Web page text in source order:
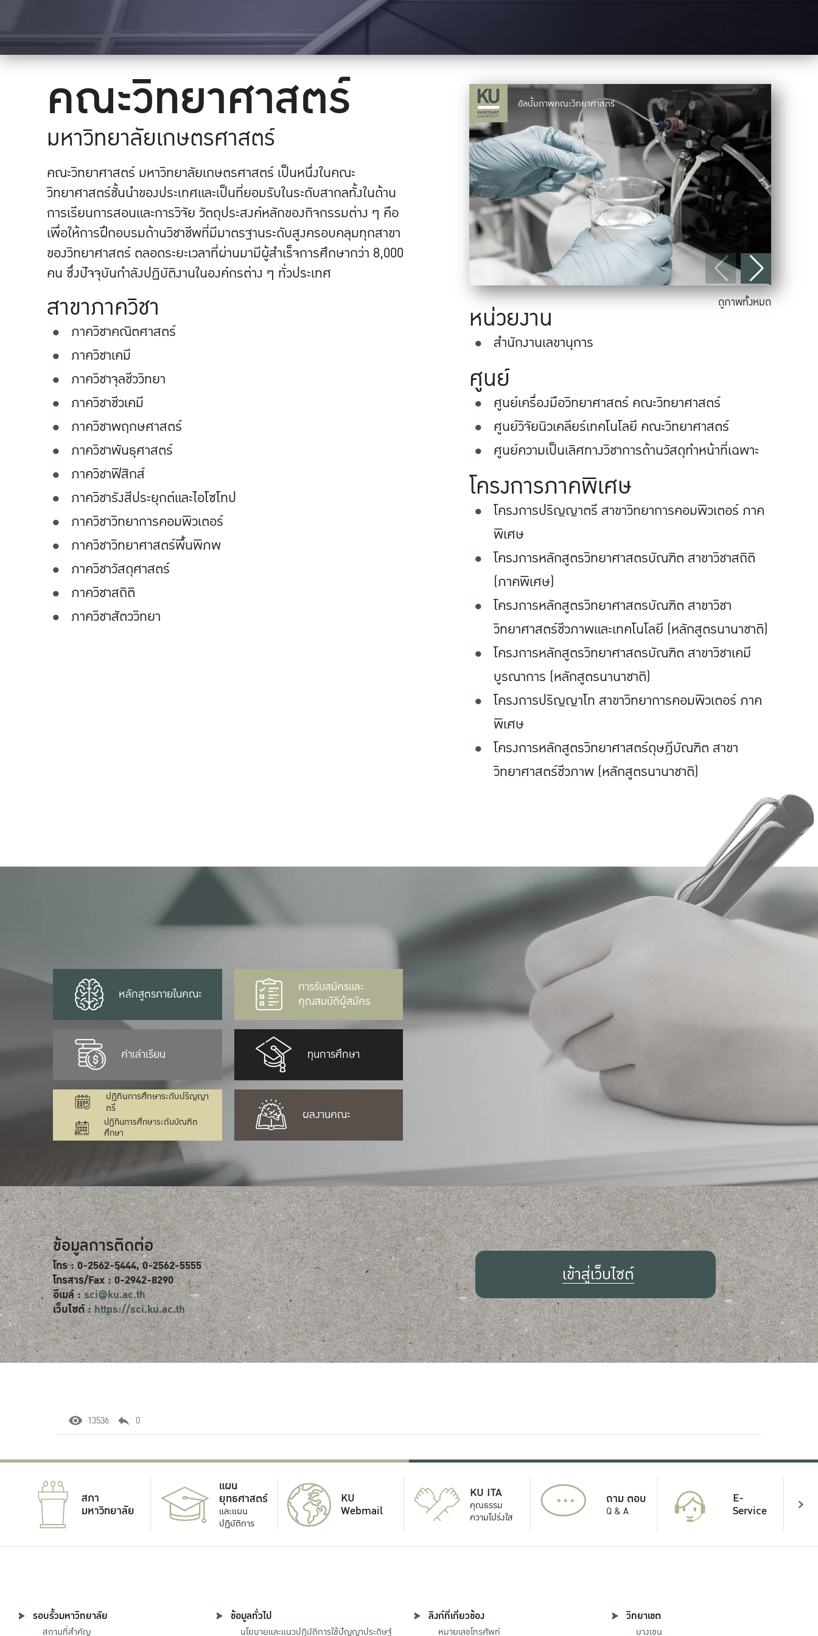
คณะวิทยาศาสตร์
มหาวิทยาลัยเกษตรศาสตร์
คณะวิทยาศาสตร์ มหาวิทยาลัยเกษตรศาสตร์ เป็นหนึ่งในคณะ
วิทยาศาสตร์ชั้นนำของประเทศและเป็นที่ยอมรับในระดับสากลทั้งในด้าน
การเรียนการสอนและการวิจัย วัตถุประสงค์หลักของกิจกรรมต่าง ๆ คือ
เพื่อให้การฝึกอบรมด้านวิชาชีพที่มีมาตรฐานระดับสูงครอบคลุมทุกสาขา
ของวิทยาศาสตร์ ตลอดระยะเวลาที่ผ่านมามีผู้สำเร็จการศึกษากว่า 8,000
คน ซึ่งปัจจุบันกำลังปฏิบัติงานในองค์กรต่าง ๆ ทั่วประเทศ
สาขาภาควิชา
ภาควิชาคณิตศาสตร์
ภาควิชาเคมี
ภาควิชาจุลชีววิทยา
ภาควิชาชีวเคมี
ภาควิชาพฤกษศาสตร์
ภาควิชาพันธุศาสตร์
ภาควิชาฟิสิกส์
ภาควิชารังสีประยุกต์และไอโซโทป
ภาควิชาวิทยาการคอมพิวเตอร์
ภาควิชาวิทยาศาสตร์พื้นพิภพ
ภาควิชาวัสดุศาสตร์
ภาควิชาสถิติ
ภาควิชาสัตววิทยา
อัลบั้มภาพคณะวิทยาศาสตร์
ดูภาพทั้งหมด
หน่วยงาน
สำนักงานเลขานุการ
ศูนย์
ศูนย์เครื่องมือวิทยาศาสตร์ คณะวิทยาศาสตร์
ศูนย์วิจัยนิวเคลียร์เทคโนโลยี คณะวิทยาศาสตร์
ศูนย์ความเป็นเลิศทางวิชาการด้านวัสดุทำหน้าที่เฉพาะ
โครงการภาคพิเศษ
โครงการปริญญาตรี สาขาวิทยาการคอมพิวเตอร์ ภาค
พิเศษ
โครงการหลักสูตรวิทยาศาสตรบัณฑิต สาขาวิชาสถิติ
(ภาคพิเศษ)
โครงการหลักสูตรวิทยาศาสตรบัณฑิต สาขาวิชา
วิทยาศาสตร์ชีวภาพและเทคโนโลยี (หลักสูตรนานาชาติ)
โครงการหลักสูตรวิทยาศาสตรบัณฑิต สาขาวิชาเคมี
บูรณาการ (หลักสูตรนานาชาติ)
โครงการปริญญาโท สาขาวิทยาการคอมพิวเตอร์ ภาค
พิเศษ
โครงการหลักสูตรวิทยาศาสตร์ดุษฎีบัณฑิต สาขา
วิทยาศาสตร์ชีวภาพ (หลักสูตรนานาชาติ)
หลักสูตรภายในคณะ
ค่าเล่าเรียน
ปฏิทินการศึกษาระดับปริญญา
ตรี
ปฏิทินการศึกษาระดับบัณฑิต
ศึกษา
การรับสมัครและ
คุณสมบัติผู้สมัคร
ทุนการศึกษา
ผลงานคณะ
ข้อมูลการติดต่อ
โทร : 0-2562-5444, 0-2562-5555
โทรสาร/Fax : 0-2942-8290
อีเมล์ :sci@ku.ac.th
เว็บไซต์ :https://sci.ku.ac.th
เข้าสู่เว็บไซต์
13536 0
สภา
มหาวิทยาลัย
แผน
ยุทธศาสตร์
และแผน
ปฏิบัติการ
KU
Webmail
KU ITA
คุณธรรม
ความโปร่งใส
... ถาม ตอบ
Q & A
E-
Service
รอบรั้วมหาวิทยาลัย
สถานที่สำคัญ
ข้อมูลทั่วไป
นโยบายและแนวปฏิบัติการใช้ปัญญาประดิษฐ์
ลิงก์ที่เกี่ยวข้อง
หมายเลขโทรศัพท์
วิทยาเขต
บางเขน